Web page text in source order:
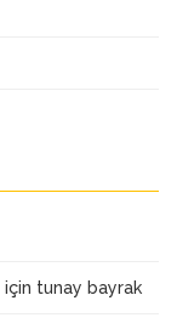
için tunay bayrak